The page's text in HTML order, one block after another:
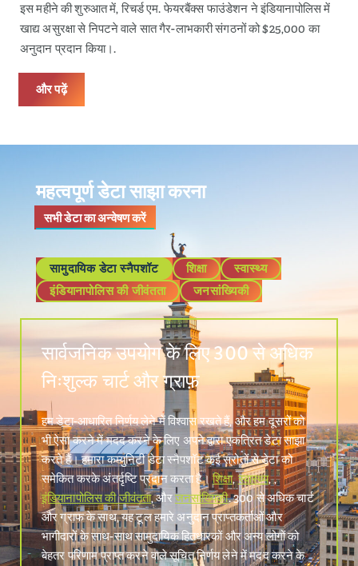
इस महीने की शुरुआत में, रिचर्ड एम. फेयरबैंक्स फाउंडेशन ने इंडियानापोलिस में
खाद्य असुरक्षा से निपटने वाले सात गैर-लाभकारी संगठनों को $25,000 का
अनुदान प्रदान किया।.
और पढ़ें
महत्वपूर्ण डेटा साझा करना
सभी डेटा का अन्वेषण करें
सामुदायिक डेटा स्नैपशॉट शिक्षा
स्वास्थ्य
इंडियानापोलिस की जीवंतता
जनसांख्यिकी
सार्वजनिक उपयोग के लिए 300 से अधिक
निःशुल्क चार्ट और ग्राफ़
हम डेटा-आधारित निर्णय लेने में विश्वास रखते हैं, और हम दूसरों को
भी ऐसा करने में मदद करने के लिए अपने द्वारा एकत्रित डेटा साझा
करते हैं। हमारा कम्युनिटी डेटा स्नैपशॉट कई स्रोतों से डेटा को
समेकित करके अंतर्दृष्टि प्रदान करता है।शिक्षा,स्वास्थ्य, ,
इंडियानापोलिस की जीवंतता, औरजनसांख्यिकी. 300 से अधिक चार्ट
और ग्राफ के साथ, यह टूल हमारे अनुदान प्राप्तकर्ताओं और
भागीदारों के साथ-साथ सामुदायिक हितधारकों और अन्य लोगों को
बेहतर परिणाम प्राप्त करने वाले सूचित निर्णय लेने में मदद करने के